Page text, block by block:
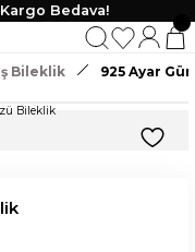
Bedava!
Bileklik 925 Ayar